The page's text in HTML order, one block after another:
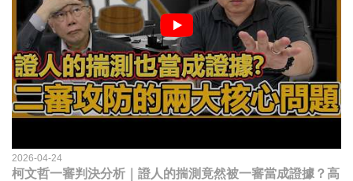
2026-04-24
柯文哲一審判決分析｜證人的揣測竟然被一審當成證據？高